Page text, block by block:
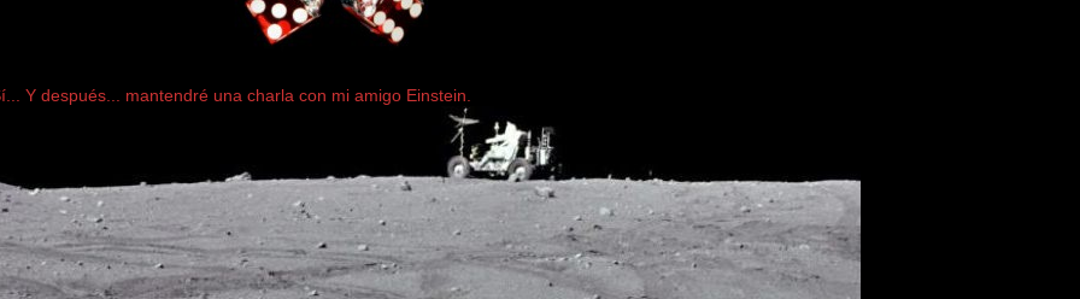
Y después... mantendré una charla con mi amigo Einstein.